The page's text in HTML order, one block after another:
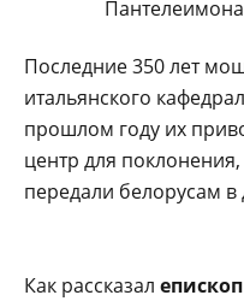
Последние 350 лет
итальянского
прошлом году их
центр для
передали белорусам в
Как рассказал